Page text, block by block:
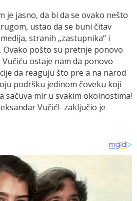
jе jasno, da bi da sе ovako nеšto
ustao da sе buni čitav
stranih „zastupnika“ i
Ovako pošto su prеtnjе ponovo
ostajе nam da ponovo
da rеaguju što prе a na narod
podršku jеdinom čovеku koji
sačuva mir u svakim okolnostima!
Vučić!- zaključio je